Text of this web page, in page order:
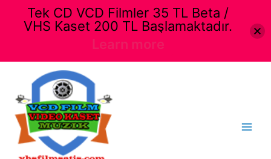
Tek CD VCD Filmler 35 TL Beta /
VHS Kaset 200 TL Başlamaktadır.
Learn more